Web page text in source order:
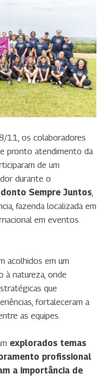
11, os colaboradores
pronto atendimento da
de um
durante o
Sempre Juntos,
fazenda localizada em
em eventos
acolhidos em um
à natureza, onde
que
fortaleceram a
as equipes.
explorados temas
profissional
a importância de